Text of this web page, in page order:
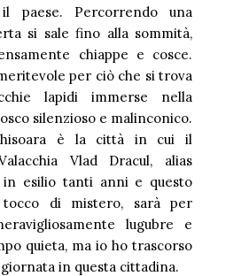
paese. Percorrendo una
si sale fino alla sommità,
chiappe e cosce.
per ciò che si trova
lapidi immerse nella
silenzioso e malinconico.
è la città in cui il
Vlad Dracul, alias
in esilio tanti anni e questo
tocco di mistero, sarà per
lugubre e
quieta, ma io ho trascorso
in questa cittadina.